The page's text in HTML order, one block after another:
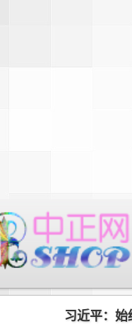
习近平：